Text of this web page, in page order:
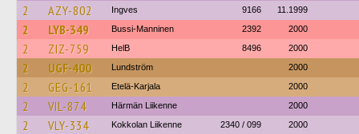
2 AZY-802 Ingves 9166 11.1999
2 LYB-349 Bussi-Manninen 2392 2000
2 ZIZ-759 HelB 8496 2000
2 UGF-400 Lundström 2000
2 GEG-161 Etelä-Karjala 2000
2 VIL-874 Härmän Liikenne 2000
2 VLY-334 Kokkolan Liikenne 2340 / 099 2000